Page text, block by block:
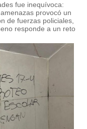
fue inequívoca:
provocó un
de fuerzas policiales,
responde a un reto